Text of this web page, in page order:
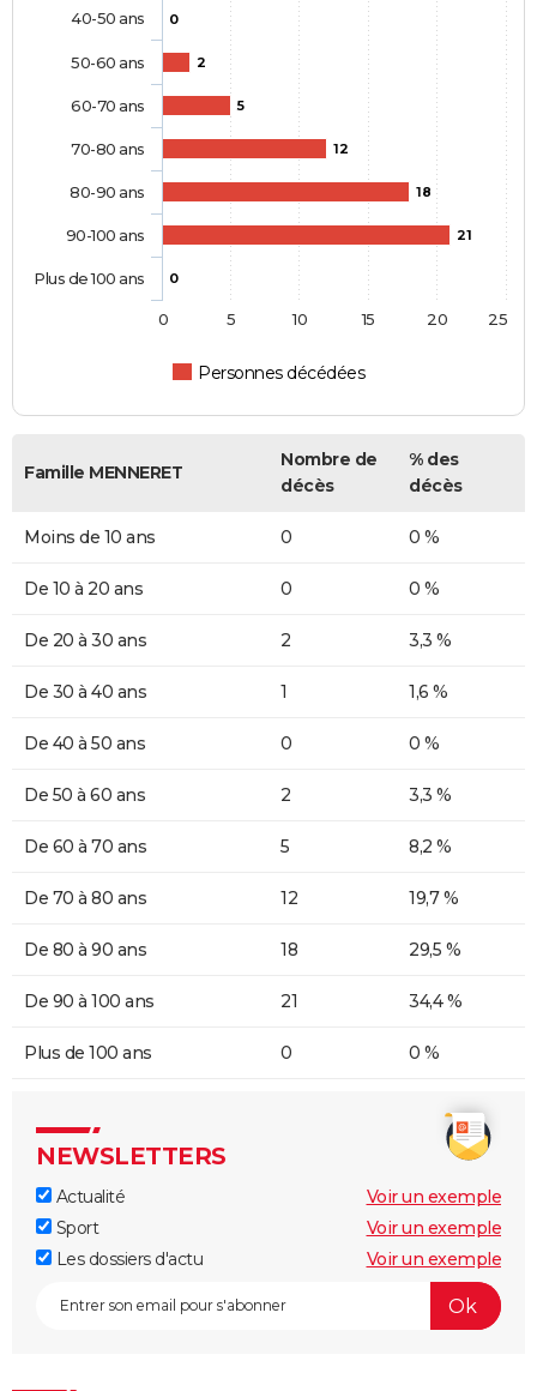
0
2
5
12
18
21
0
Personnes décédées
40-50 ans
50-60 ans
60-70 ans
70-80 ans
80-90 ans
90-100 ans
Plus de 100 ans
0 5 10 15 20 25
Famille MENNERET
Nombre de
décès
% des
décès
Moins de 10 ans 0 0 %
De 10 à 20 ans 0 0 %
De 20 à 30 ans 2 3,3 %
De 30 à 40 ans 1 1,6 %
De 40 à 50 ans 0 0 %
De 50 à 60 ans 2 3,3 %
De 60 à 70 ans 5 8,2 %
De 70 à 80 ans 12 19,7 %
De 80 à 90 ans 18 29,5 %
De 90 à 100 ans 21 34,4 %
Plus de 100 ans 0 0 %
NEWSLETTERS
Actualité
Voir un exemple
Sport
Voir un exemple
Les dossiers d'actu
Voir un exemple